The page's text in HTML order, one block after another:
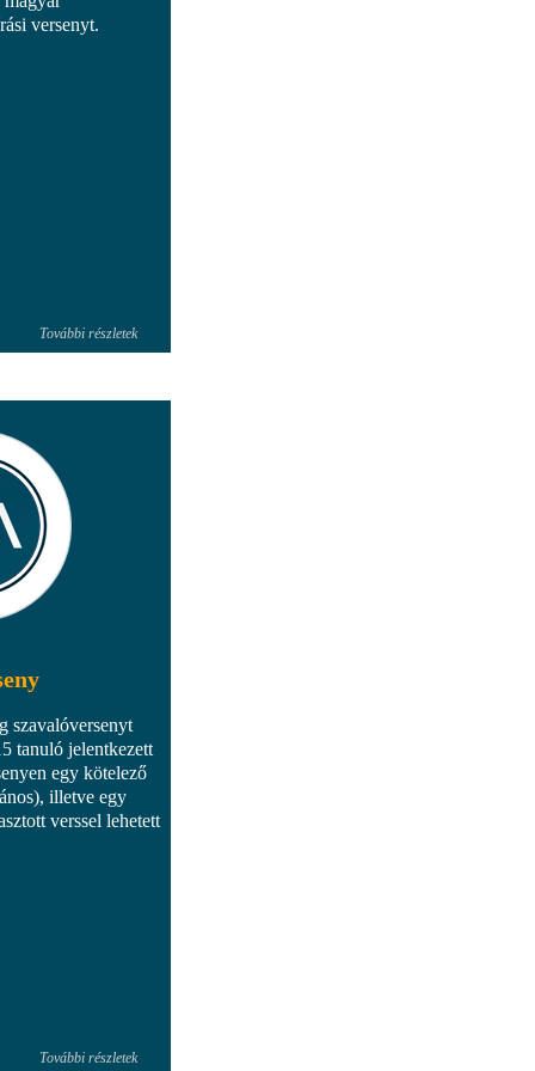
versenyt.
További részletek
szavalóversenyt
tanuló jelentkezett
egy kötelező
illetve egy
verssel lehetett
További részletek